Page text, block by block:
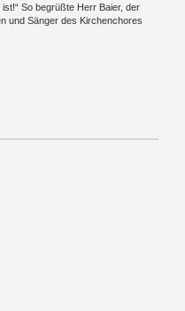
So begrüßte Herr Baier, der
und Sänger des Kirchenchores